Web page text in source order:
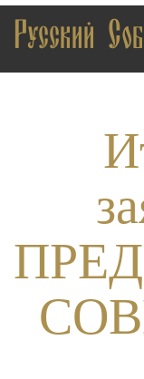
Русский